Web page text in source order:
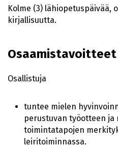
Kolme (3) lähiopetuspäivää,
kirjallisuutta.
Osaamistavoitteet
Osallistuja
tuntee mielen
perustuvan työotteen ja
toimintatapojen
leiritoiminnassa.